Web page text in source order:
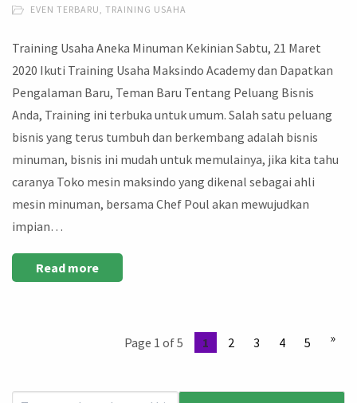
EVEN TERBARU TRAINING USAHA
Training Usaha Aneka Minuman Kekinian Sabtu, 21 Maret
2020 Ikuti Training Usaha Maksindo Academy dan Dapatkan
Pengalaman Baru, Teman Baru Tentang Peluang Bisnis
Anda, Training ini terbuka untuk umum. Salah satu peluang
bisnis yang terus tumbuh dan berkembang adalah bisnis
minuman, bisnis ini mudah untuk memulainya, jika kita tahu
caranya Toko mesin maksindo yang dikenal sebagai ahli
mesin minuman, bersama Chef Poul akan mewujudkan
impian…
Read more
Page 1 of 5 1 2 3 4 5 »